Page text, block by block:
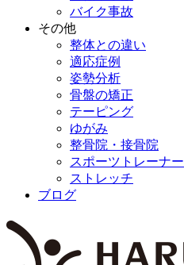
バイク事故
その他
整体との違い
適応症例
姿勢分析
骨盤の矯正
テーピング
ゆがみ
整骨院・接骨院
スポーツトレーナー
ストレッチ
ブログ